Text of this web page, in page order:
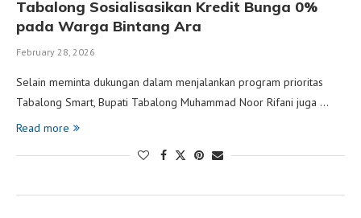
Tabalong Sosialisasikan Kredit Bunga 0%
pada Warga Bintang Ara
February 28, 2026
Selain meminta dukungan dalam menjalankan program prioritas
Tabalong Smart, Bupati Tabalong Muhammad Noor Rifani juga …
Read more